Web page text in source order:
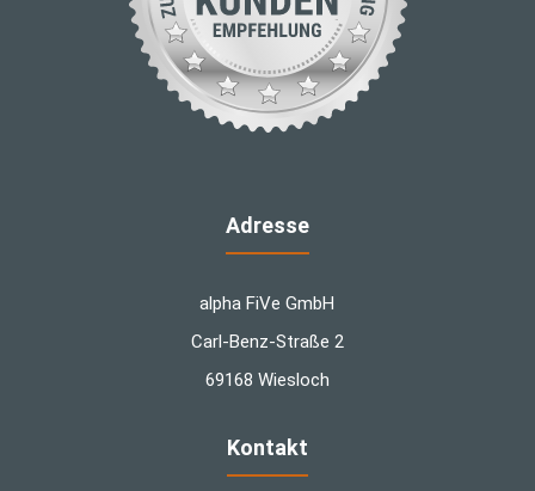
Adresse
alpha FiVe GmbH
Carl-Benz-Straße 2
69168 Wiesloch
Kontakt